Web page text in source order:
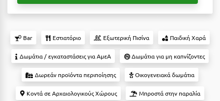
Γαλαξiδι
Γρεβενά
Γύθειο
Bar Εστιατόριο Εξωτερική Πισίνα Παιδική Χαρά
Δωμάτια / εγκαταστάσεις για ΑμεΑ Δωμάτια για μη καπνίζοντες
Δωρεάν προϊόντα περιποίησης Οικογενειακά δωμάτια
Κοντά σε Αρχαιολογικούς Χώρους Μπροστά στην παραλία